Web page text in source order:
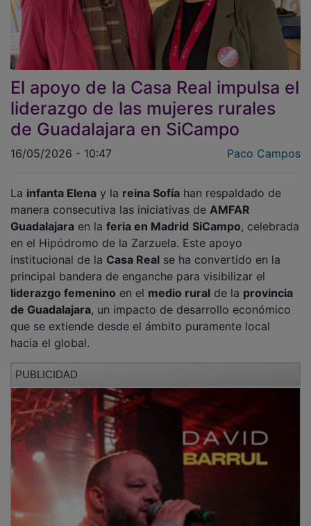
El apoyo de la Casa Real impulsa el
liderazgo de las mujeres rurales
de Guadalajara en SiCampo
manera consecutiva las iniciativas de AMFAR
Guadalajaraen laferia en Madrid SiCampo, celebrada
en el Hipódromo de la Zarzuela. Este apoyo
institucional de laCasa Realse ha convertido en la
principal bandera de enganche para visibilizar el
liderazgo femeninoen elmedio rural de laprovincia
de Guadalajara, un impacto de desarrollo económico
que se extiende desde el ámbito puramente local
hacia el global.